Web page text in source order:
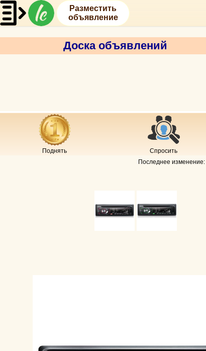
Разместить
объявление
Доска объявлений
Поднять Спросить
Последнее изменение: